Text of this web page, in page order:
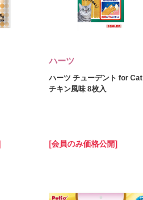
ハーツ
ハーツ チューデント for Cat
チキン風味 8枚入
[会員のみ価格公開]